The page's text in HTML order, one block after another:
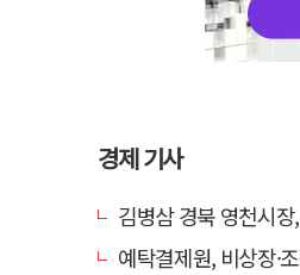
경제 기사
김병삼 경북 영천시장, 이번엔
예탁결제원, 비상장·조각투